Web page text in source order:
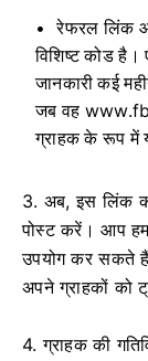
रेफरल लिंक
विशिष्ट कोड
जानकारी कई
जब वह
ग्राहक के रूप में
3. अब, इस लिंक
पोस्ट करें। आप
उपयोग कर सकते
अपने ग्राहकों को
4. ग्राहक की